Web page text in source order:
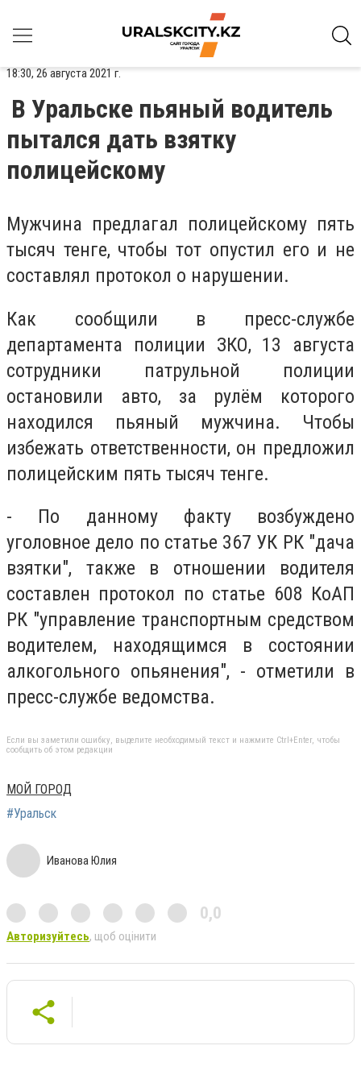
18:30, 26 августа 2021 г.
В Уральске пьяный водитель
пытался дать взятку
полицейскому
Мужчина предлагал полицейскому пять
тысяч тенге, чтобы тот опустил его и не
составлял протокол о нарушении.
Как сообщили в пресс-службе
департамента полиции ЗКО, 13 августа
сотрудники патрульной полиции
остановили авто, за рулём которого
находился пьяный мужчина. Чтобы
избежать ответственности, он предложил
полицейским пять тысяч тенге.
- По данному факту возбуждено
уголовное дело по статье 367 УК РК "дача
взятки", также в отношении водителя
составлен протокол по статье 608 КоАП
РК "управление транспортным средством
водителем, находящимся в состоянии
алкогольного опьянения", - отметили в
пресс-службе ведомства.
Если вы заметили ошибку, выделите необходимый текст и нажмите Ctrl+Enter, чтобы
сообщить об этом редакции
МОЙ ГОРОД
#Уральск
Иванова Юлия
0,0
Авторизуйтесь, щоб оцінити